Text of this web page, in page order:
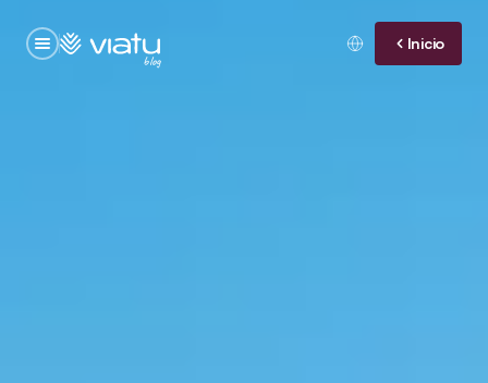
blog
Inicio